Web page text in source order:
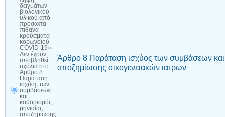
δειγμάτων
βιολογικού
υλικού από
πρόσωπα
πιθανά
κρούσματα
κορωνοϊού
COVID-19»
Δεν έχουν
υποβληθεί
σχόλια στο
Άρθρο 8
Παράταση
ισχύος των
συμβάσεων
και
καθορισμός
μηνιαίας
αποζημίωσης
Άρθρο 8 Παράταση ισχύος των συμβάσεων και
αποζημίωσης οικογενειακών ιατρών